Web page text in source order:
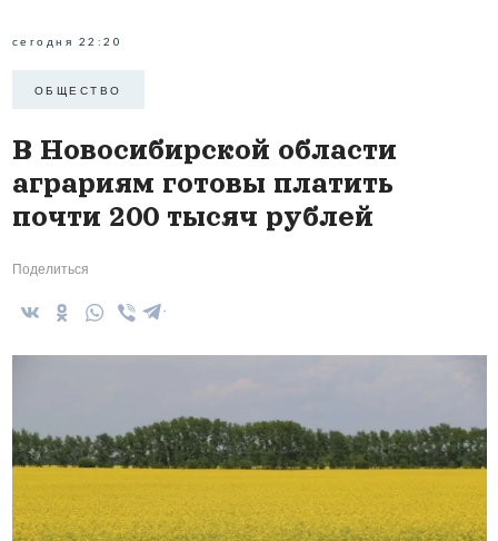
сегодня 22:20
ОБЩЕСТВО
В Новосибирской области
аграриям готовы платить
почти 200 тысяч рублей
Поделиться